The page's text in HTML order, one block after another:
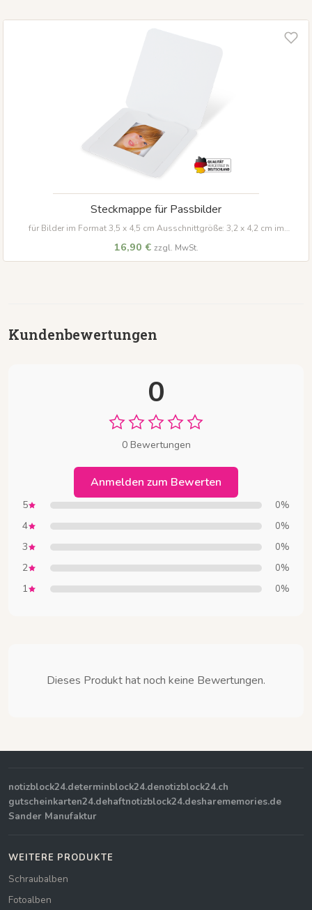
Steckmappe für Passbilder
für Bilder im Format 3,5 x 4,5 cm Ausschnittgröße: 3,2 x 4,2 cm im
16,90 € zzgl. MwSt.
Kundenbewertungen
0
0 Bewertungen
Anmelden zum Bewerten
5 0%
4 0%
3 0%
2 0%
1 0%
Dieses Produkt hat noch keine Bewertungen.
notizblock24.determinblock24.denotizblock24.ch
gutscheinkarten24.dehaftnotizblock24.desharememories.de
Sander Manufaktur
WEITERE PRODUKTE
Schraubalben
Fotoalben